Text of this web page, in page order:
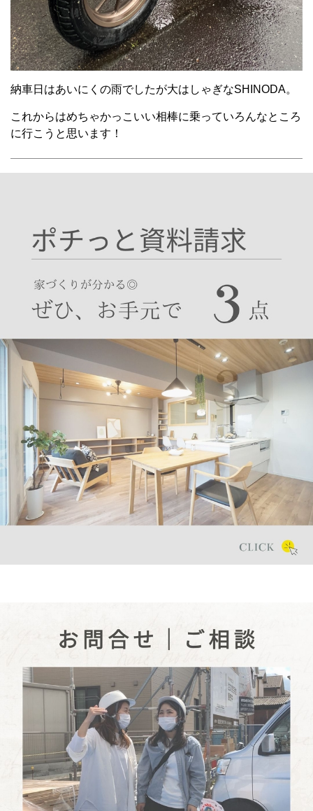
納車日はあいにくの雨でしたが大はしゃぎなSHINODA。
これからはめちゃかっこいい相棒に乗っていろんなところ
に行こうと思います！